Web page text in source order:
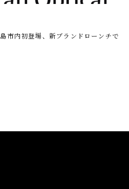
市内初登場、新ブランドローンチで